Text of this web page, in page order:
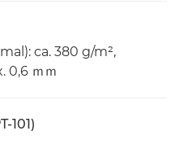
ca. 380 g/m²,
0,6 ｍｍ
101)